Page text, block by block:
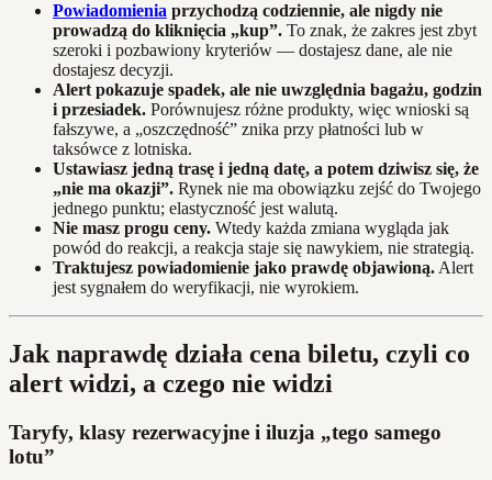
Powiadomienia przychodzą codziennie, ale nigdy nie
prowadzą do kliknięcia „kup”. To znak, że zakres jest zbyt
szeroki i pozbawiony kryteriów — dostajesz dane, ale nie
dostajesz decyzji.
Alert pokazuje spadek, ale nie uwzględnia bagażu, godzin
i przesiadek. Porównujesz różne produkty, więc wnioski są
fałszywe, a „oszczędność” znika przy płatności lub w
taksówce z lotniska.
Ustawiasz jedną trasę i jedną datę, a potem dziwisz się, że
„nie ma okazji”. Rynek nie ma obowiązku zejść do Twojego
jednego punktu; elastyczność jest walutą.
Nie masz progu ceny. Wtedy każda zmiana wygląda jak
powód do reakcji, a reakcja staje się nawykiem, nie strategią.
Traktujesz powiadomienie jako prawdę objawioną. Alert
jest sygnałem do weryfikacji, nie wyrokiem.
Jak naprawdę działa cena biletu, czyli co
alert widzi, a czego nie widzi
Taryfy, klasy rezerwacyjne i iluzja „tego samego
lotu”